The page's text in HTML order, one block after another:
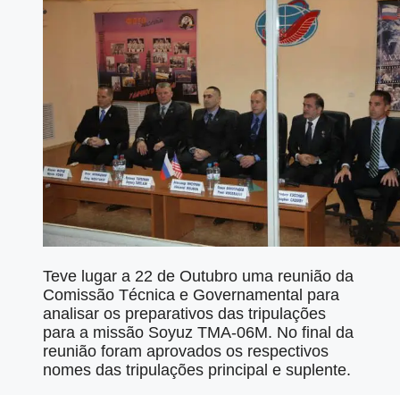
Teve lugar a 22 de Outubro uma reunião da
Comissão Técnica e Governamental para
analisar os preparativos das tripulações
para a missão Soyuz TMA-06M. No final da
reunião foram aprovados os respectivos
nomes das tripulações principal e suplente.